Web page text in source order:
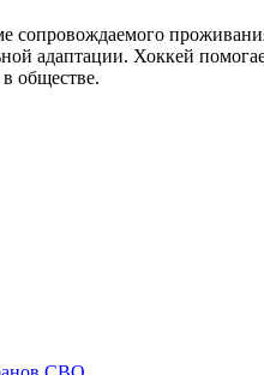
сопровождаемого
адаптации. Хоккей
обществе.